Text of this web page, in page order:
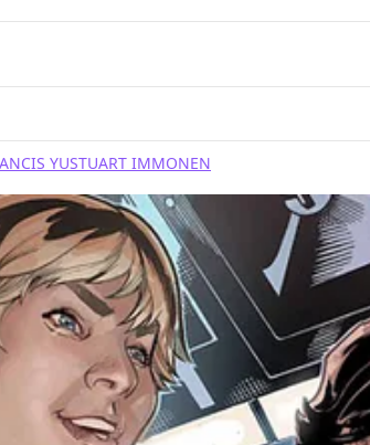
YUSTUART IMMONEN